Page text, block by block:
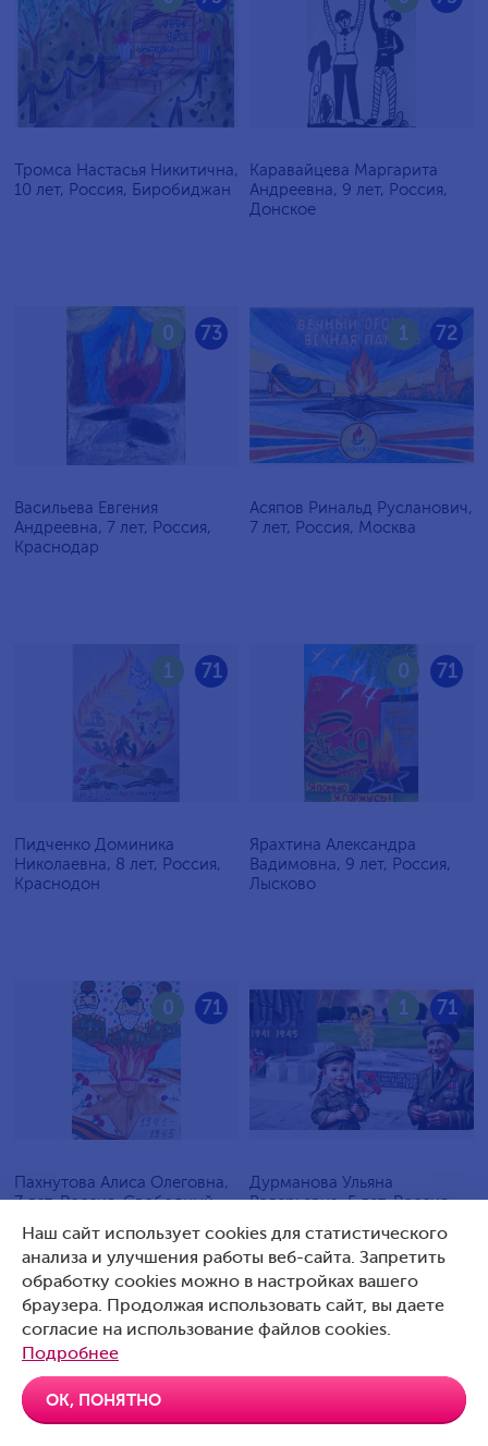
Тромса Настасья Никитична,
10 лет, Россия, Биробиджан
Каравайцева Маргарита
Андреевна, 9 лет, Россия,
Донское
73
0
Васильева Евгения
Андреевна, 7 лет, Россия,
Краснодар
72
1
Асяпов Ринальд Русланович,
7 лет, Россия, Москва
71
1
Пидченко Доминика
Николаевна, 8 лет, Россия,
Краснодон
71
0
Ярахтина Александра
Вадимовна, 9 лет, Россия,
Лысково
71
0
Пахнутова Алиса Олеговна,
7 лет, Россия, Свободный
71
1
Дурманова Ульяна
Валерьевна, 5 лет, Россия,
Наш сайт использует cookies для статистического
анализа и улучшения работы веб-сайта. Запретить
обработку cookies можно в настройках вашего
браузера. Продолжая использовать сайт, вы даете
согласие на использование файлов cookies.
Подробнее
ОК, ПОНЯТНО